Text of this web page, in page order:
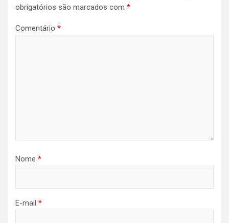
obrigatórios são marcados com *
Comentário *
Nome *
E-mail *